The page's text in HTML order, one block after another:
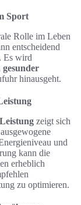
Sport
Rolle im Leben
entscheidend
Es wird
hinausgeht.
zeigt sich
und
kann die
erheblich
zu optimieren.